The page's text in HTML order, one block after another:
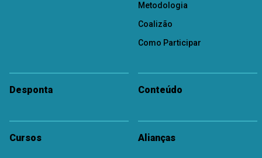
Metodologia
Coalizão
Como Participar
Desponta Conteúdo
Cursos Alianças